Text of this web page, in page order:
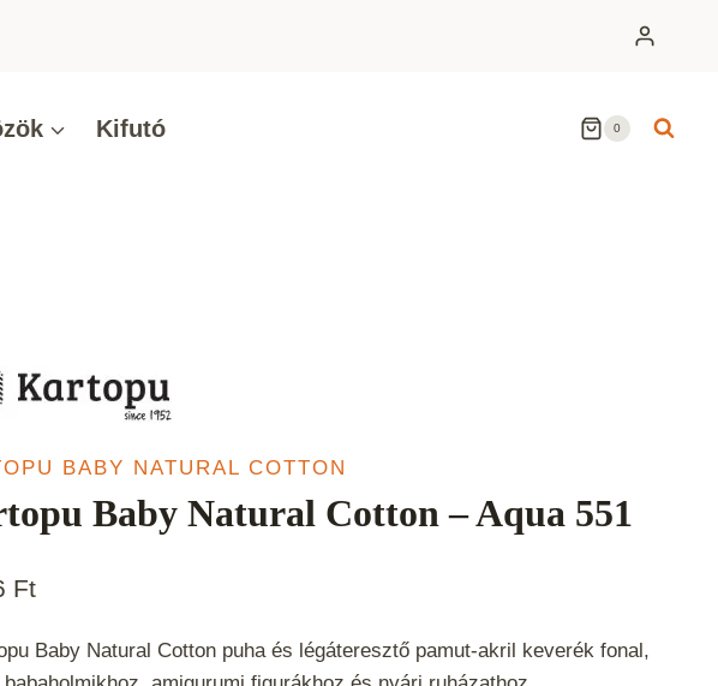
Kifutó 0
BABY NATURAL COTTON
Baby Natural Cotton – Aqua 551
Ft
Baby Natural Cotton puha és légáteresztő pamut-akril keverék fonal,